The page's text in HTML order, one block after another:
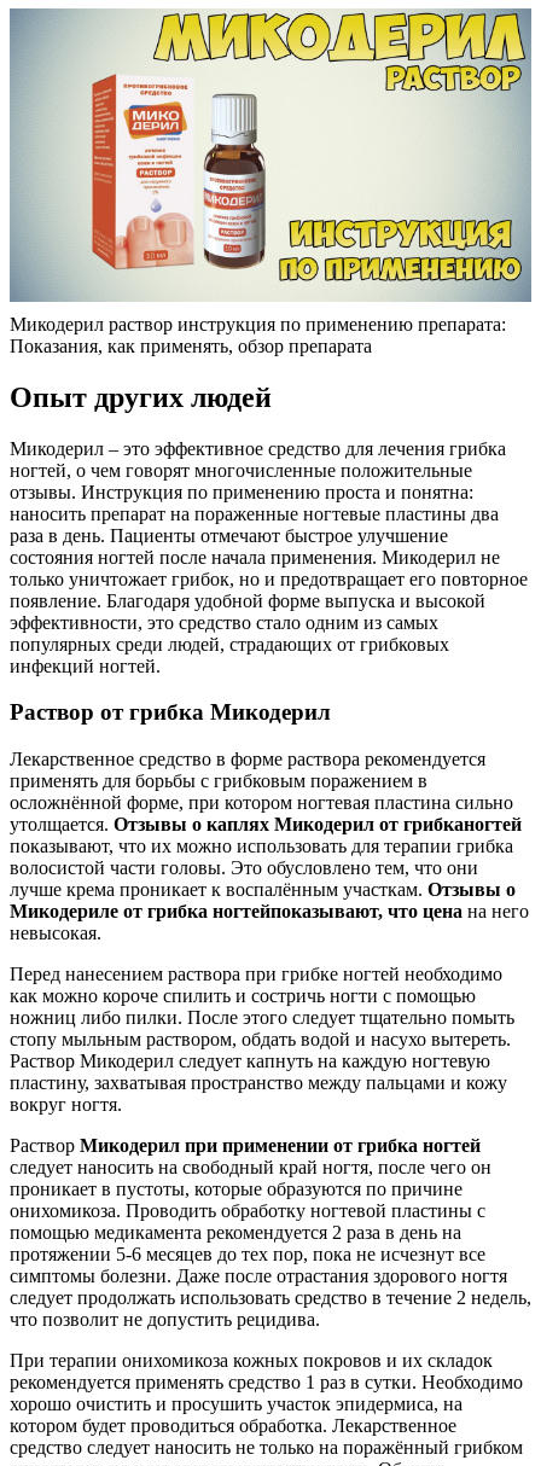
Микодерил раствор инструкция по применению препарата:
Показания, как применять, обзор препарата
Опыт других людей
Микодерил – это эффективное средство для лечения грибка
ногтей, о чем говорят многочисленные положительные
отзывы. Инструкция по применению проста и понятна:
наносить препарат на пораженные ногтевые пластины два
раза в день. Пациенты отмечают быстрое улучшение
состояния ногтей после начала применения. Микодерил не
только уничтожает грибок, но и предотвращает его повторное
появление. Благодаря удобной форме выпуска и высокой
эффективности, это средство стало одним из самых
популярных среди людей, страдающих от грибковых
инфекций ногтей.
Раствор от грибка Микодерил
Лекарственное средство в форме раствора рекомендуется
применять для борьбы с грибковым поражением в
осложнённой форме, при котором ногтевая пластина сильно
утолщается. Отзывы о каплях Микодерил от грибканогтей
показывают, что их можно использовать для терапии грибка
волосистой части головы. Это обусловлено тем, что они
лучше крема проникает к воспалённым участкам. Отзывы о
Микодериле от грибка ногтейпоказывают, что цена на него
невысокая.
Перед нанесением раствора при грибке ногтей необходимо
как можно короче спилить и состричь ногти с помощью
ножниц либо пилки. После этого следует тщательно помыть
стопу мыльным раствором, обдать водой и насухо вытереть.
Раствор Микодерил следует капнуть на каждую ногтевую
пластину, захватывая пространство между пальцами и кожу
вокруг ногтя.
Раствор Микодерил при применении от грибка ногтей
следует наносить на свободный край ногтя, после чего он
проникает в пустоты, которые образуются по причине
онихомикоза. Проводить обработку ногтевой пластины с
помощью медикамента рекомендуется 2 раза в день на
протяжении 5-6 месяцев до тех пор, пока не исчезнут все
симптомы болезни. Даже после отрастания здорового ногтя
следует продолжать использовать средство в течение 2 недель,
что позволит не допустить рецидива.
При терапии онихомикоза кожных покровов и их складок
рекомендуется применять средство 1 раз в сутки. Необходимо
хорошо очистить и просушить участок эпидермиса, на
котором будет проводиться обработка. Лекарственное
средство следует наносить не только на поражённый грибком